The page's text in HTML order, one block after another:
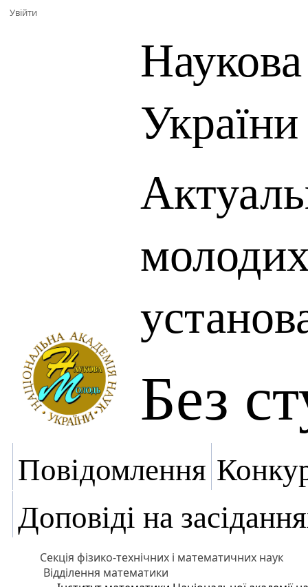
Увійти
України
Без
Повідомлення
Доповіді на
Секція фізико-технічних і математичних наук
Відділення математики